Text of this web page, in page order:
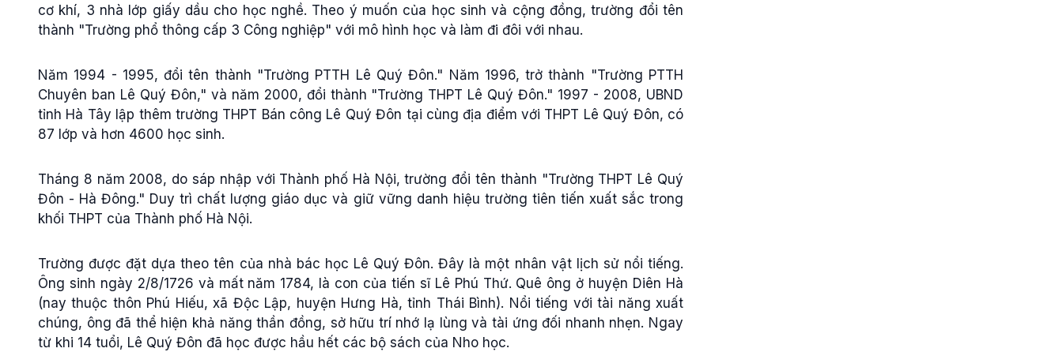
cơ khí, 3 nhà lớp giấy dầu cho học nghề. Theo ý muốn của học sinh và cộng đồng, trường đổi tên
thành "Trường phổ thông cấp 3 Công nghiệp" với mô hình học và làm đi đôi với nhau.
Năm 1994 - 1995, đổi tên thành "Trường PTTH Lê Quý Đôn." Năm 1996, trở thành "Trường PTTH
Chuyên ban Lê Quý Đôn," và năm 2000, đổi thành "Trường THPT Lê Quý Đôn." 1997 - 2008, UBND
tỉnh Hà Tây lập thêm trường THPT Bán công Lê Quý Đôn tại cùng địa điểm với THPT Lê Quý Đôn, có
87 lớp và hơn 4600 học sinh.
Tháng 8 năm 2008, do sáp nhập với Thành phố Hà Nội, trường đổi tên thành "Trường THPT Lê Quý
Đôn - Hà Đông." Duy trì chất lượng giáo dục và giữ vững danh hiệu trường tiên tiến xuất sắc trong
khối THPT của Thành phố Hà Nội.
Trường được đặt dựa theo tên của nhà bác học Lê Quý Đôn. Đây là một nhân vật lịch sử nổi tiếng.
Ông sinh ngày 2/8/1726 và mất năm 1784, là con của tiến sĩ Lê Phú Thứ. Quê ông ở huyện Diên Hà
(nay thuộc thôn Phú Hiếu, xã Độc Lập, huyện Hưng Hà, tỉnh Thái Bình). Nổi tiếng với tài năng xuất
chúng, ông đã thể hiện khả năng thần đồng, sở hữu trí nhớ lạ lùng và tài ứng đối nhanh nhẹn. Ngay
từ khi 14 tuổi, Lê Quý Đôn đã học được hầu hết các bộ sách của Nho học.